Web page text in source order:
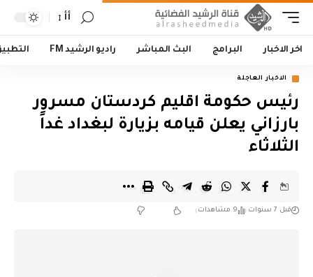
أأ
اخر الاخبار البرامج البث المباشر راديو الرشيد FM
الاخبار العاجلة
رئيس حكومة اقليم كردستان مسرور
بارزاني يعلن قيامه بزيارة لبغداد غداً
الثلاثاء
قبل 7 سنوات 9 مشاهدات